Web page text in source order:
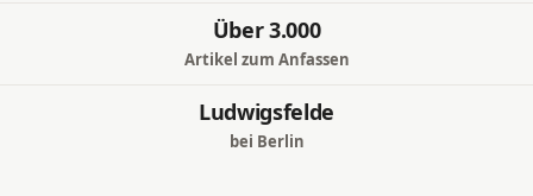
Über 3.000
Artikel zum Anfassen
Ludwigsfelde
bei Berlin